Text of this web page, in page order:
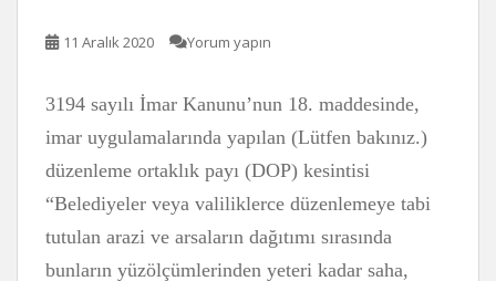
11 Aralık 2020 Yorum yapın
3194 sayılı İmar Kanunu’nun 18. maddesinde,
imar uygulamalarında yapılan (Lütfen bakınız.)
düzenleme ortaklık payı (DOP) kesintisi
“Belediyeler veya valiliklerce düzenlemeye tabi
tutulan arazi ve arsaların dağıtımı sırasında
bunların yüzölçümlerinden yeteri kadar saha,